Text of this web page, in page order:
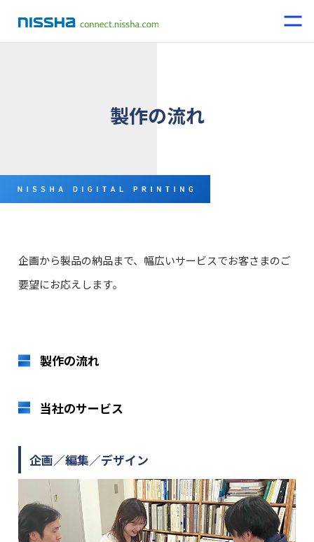
製作の流れ
企画から製品の納品まで、幅広いサービスでお客さまのご
要望にお応えします。
製作の流れ
当社のサービス
企画／編集／デザイン